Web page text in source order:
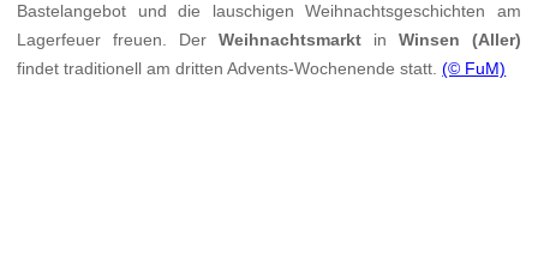
Bastelangebot und die lauschigen Weihnachtsgeschichten am
Lagerfeuer freuen. Der Weihnachtsmarktin Winsen (Aller)
findet traditionell am dritten Advents-Wochenende statt.(© FuM)